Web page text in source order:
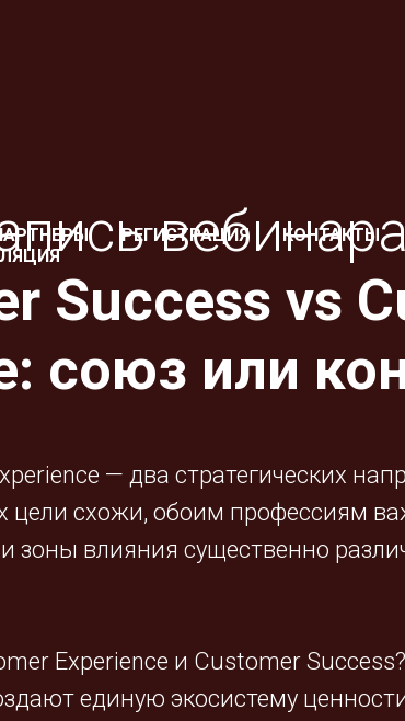
РЕГИСТРАЦИЯ
КОНТАКТЫ
вебинара
Success vs
союз или
— два стратегических
схожи, обоим профессиям
зоны влияния существенно
Experience и Customer Success?
единую экосистему